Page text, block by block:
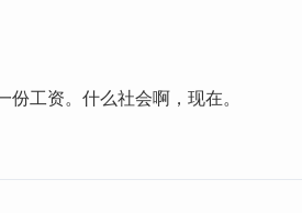
工资。什么社会啊，现在。